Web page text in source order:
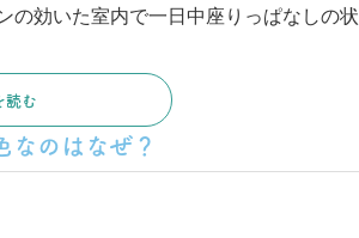
の効いた室内で一日中座りっぱなしの状
読む
なのはなぜ？